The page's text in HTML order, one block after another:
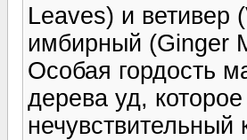
Leaves) и ветивер
имбирный (Ginger
Особая гордость
дерева уд,